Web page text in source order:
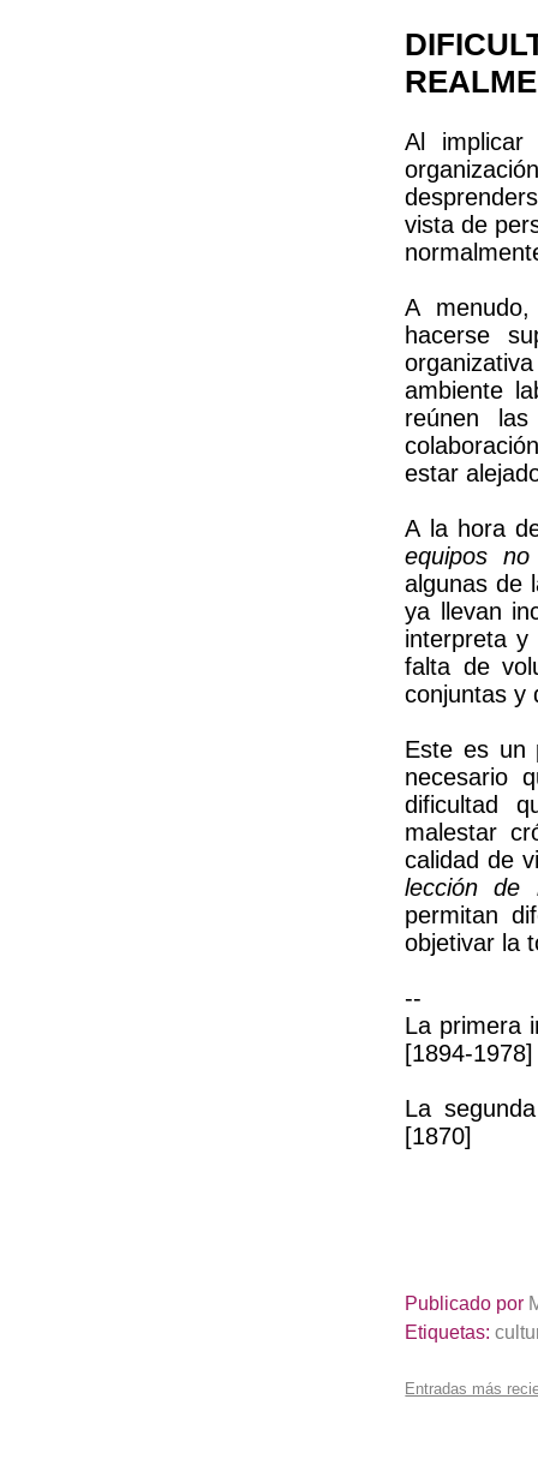
Al
vista de
A
hacerse
ambiente
reúnen
estar
A la hora
equipos
algunas de
ya llevan
interpreta y
falta de
conjuntas y
Este es un
necesario
dificultad
malestar
calidad de
lección de
permitan
objetivar la
--
La primera
[1894-1978]
La
[1870]
Publicado por
Etiquetas:
Entradas más